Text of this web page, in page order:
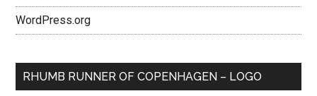
WordPress.org
RHUMB RUNNER OF COPENHAGEN – LOGO